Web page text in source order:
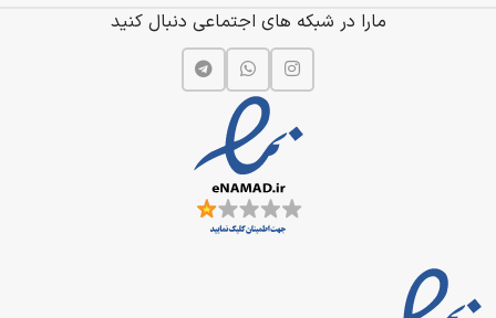
مارا در شبکه های اجتماعی دنبال کنید